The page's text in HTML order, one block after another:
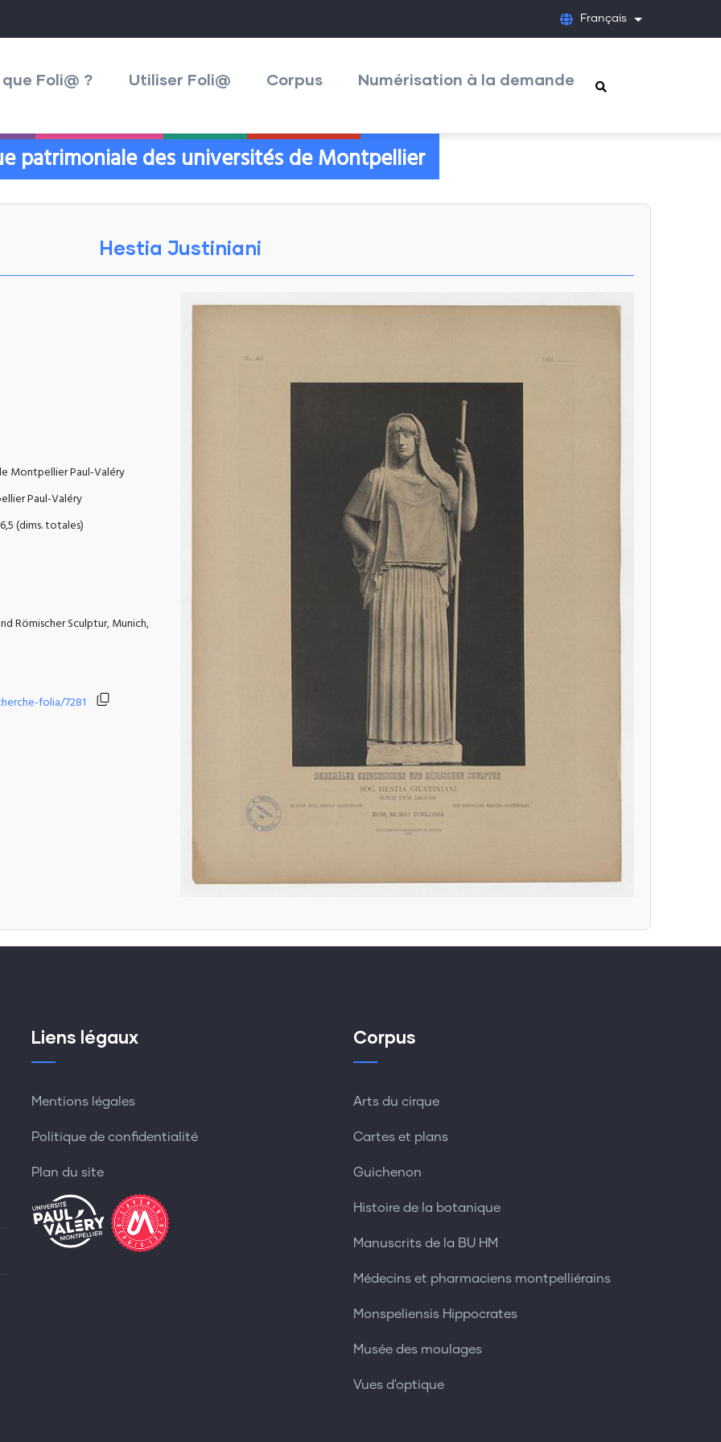
Français Lister les
Foli@ ? Utiliser Foli@ Corpus Numérisation à la demande
patrimoniale des universités de Montpellier
Hestia Justiniani
Montpellier Paul-Valéry
Paul-Valéry
(dims. totales)
Römischer Sculptur, Munich,
folia/7281
Liens légaux
Mentions légales
Politique de confidentialité
Plan du site
Corpus
Arts du cirque
Cartes et plans
Guichenon
Histoire de la botanique
Manuscrits de la BU HM
Médecins et pharmaciens montpelliérains
Monspeliensis Hippocrates
Musée des moulages
Vues d'optique